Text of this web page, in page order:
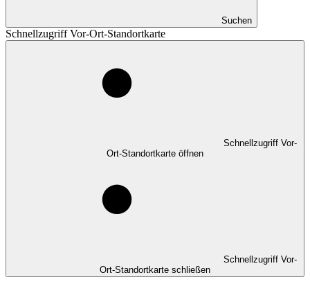
Suchen
Schnellzugriff Vor-Ort-Standortkarte
Schnellzugriff Vor-
Ort-Standortkarte öffnen
Schnellzugriff Vor-
Ort-Standortkarte schließen